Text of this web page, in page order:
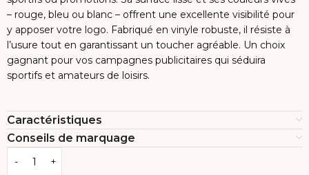
– rouge, bleu ou blanc – offrent une excellente visibilité pour
y apposer votre logo. Fabriqué en vinyle robuste, il résiste à
l’usure tout en garantissant un toucher agréable. Un choix
gagnant pour vos campagnes publicitaires qui séduira
sportifs et amateurs de loisirs.
Caractéristiques
Conseils de marquage